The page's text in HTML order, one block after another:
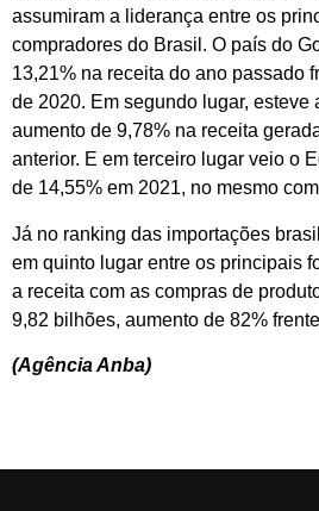
assumiram a liderança entre os
compradores do Brasil. O país do
13,21% na receita do ano passado
de 2020. Em segundo lugar, esteve
aumento de 9,78% na receita
anterior. E em terceiro lugar veio o
de 14,55% em 2021, no mesmo
Já no ranking das importações
em quinto lugar entre os principais
a receita com as compras de
9,82 bilhões, aumento de 82%
(Agência Anba)